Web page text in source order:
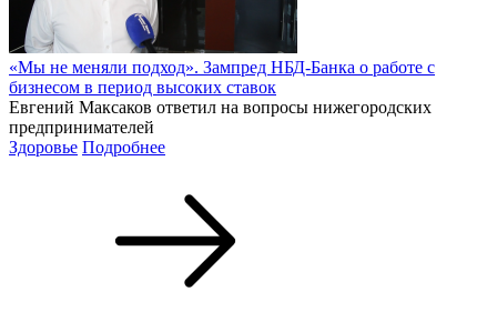
«Мы не меняли подход». Зампред НБД-Банка о работе с
бизнесом в период высоких ставок
Евгений Максаков ответил на вопросы нижегородских
предпринимателей
Здоровье Подробнее